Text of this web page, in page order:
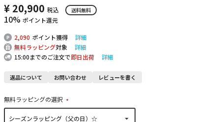
¥ 20,900 税込 送料無料
10% ポイント還元
2,090 ポイント獲得
詳細
無料ラッピング対象
詳細
15:00までのご注文で即日出荷 詳細
返品について お問い合わせ レビューを書く
無料ラッピングの選択
(
必